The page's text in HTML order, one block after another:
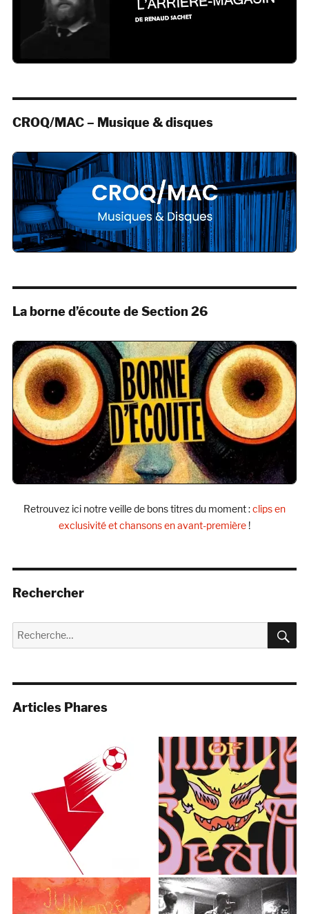
CROQ/MAC – Musique & disques
La borne d’écoute de Section 26
Retrouvez ici notre veille de bons titres du moment :clips en
exclusivité et chansons en avant-première !
Rechercher
Recherche
pour :
Articles Phares